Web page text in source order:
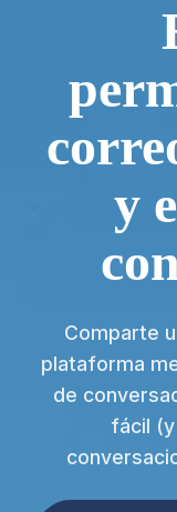
y
Comparte
plataforma
de
fácil